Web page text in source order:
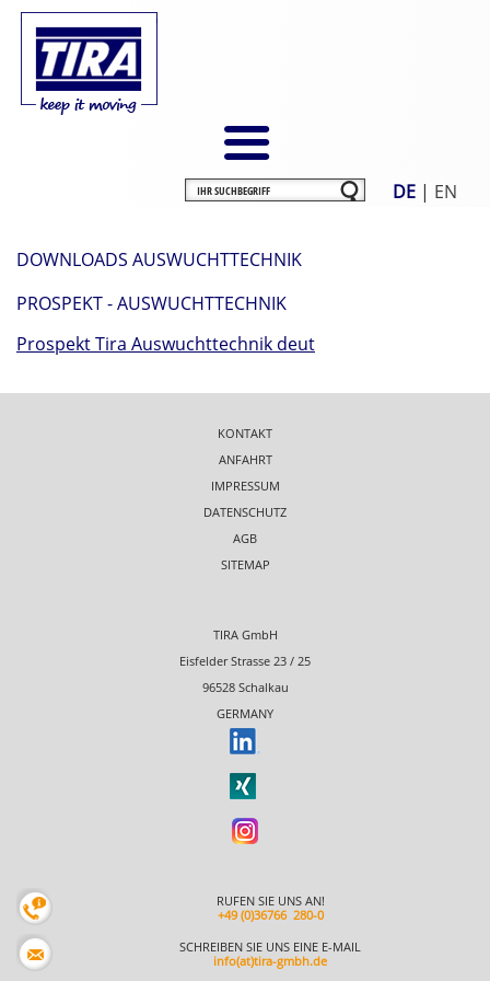
DE | EN
DOWNLOADS AUSWUCHTTECHNIK
PROSPEKT - AUSWUCHTTECHNIK
Prospekt Tira Auswuchttechnik deut
KONTAKT
ANFAHRT
IMPRESSUM
DATENSCHUTZ
AGB
SITEMAP
TIRA GmbH
Eisfelder Strasse 23 / 25
96528 Schalkau
GERMANY
RUFEN SIE UNS AN!
+49 (0)36766 280-0
SCHREIBEN SIE UNS EINE E-MAIL
info(at)tira-gmbh.de